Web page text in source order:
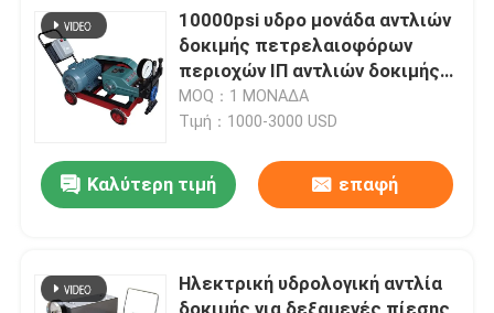
10000psi υδρο μονάδα αντλιών
δοκιμής πετρελαιοφόρων
περιοχών ΙΠ αντλιών δοκιμής
explosionproof
MOQ：1 ΜΟΝΑΔΑ
Τιμή：1000-3000 USD
Καλύτερη τιμή επαφή
Ηλεκτρική υδρολογική αντλία
δοκιμής για δεξαμενές πίεσης